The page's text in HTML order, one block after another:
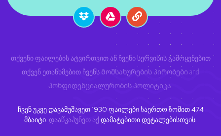
თქვენი ფაილების ატვირთვით ან ჩვენი სერვისის გამოყენებით
თქვენ ეთანხმებით ჩვენს Მომსახურების პირობები and
Კონფიდენციალურობის პოლიტიკა
ჩვენ უკვე დავამუშავეთ1930 ფაილები საერთო ზომით474
მბაიტი. დააწკაპუნეთ აქ დამატებითი დეტალებისთვის.